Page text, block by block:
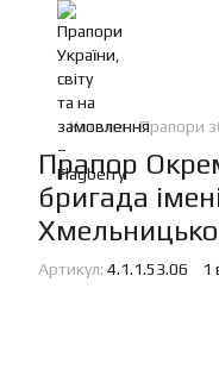
Каталог Прапори
Прапор
бригада
Артикул: 4.1.1.53.06 1